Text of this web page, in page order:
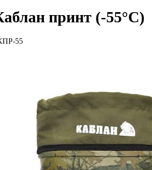
принт (-55°С)
55